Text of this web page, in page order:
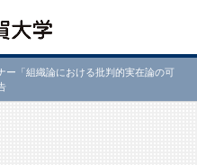
ー「組織論における批判的実在論の可